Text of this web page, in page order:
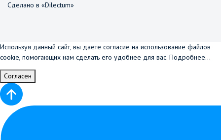
Сделано в «Dilectum»
Используя данный сайт, вы даете согласие на использование файлов
cookie, помогающих нам сделать его удобнее для вас. Подробнее...
Согласен